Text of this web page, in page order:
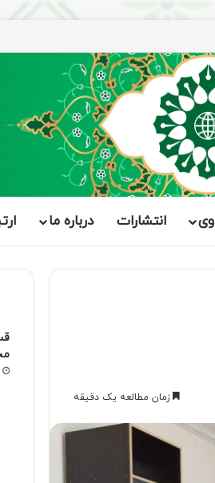
انتشارات درباره ما
زمان مطالعه یک دقیقه